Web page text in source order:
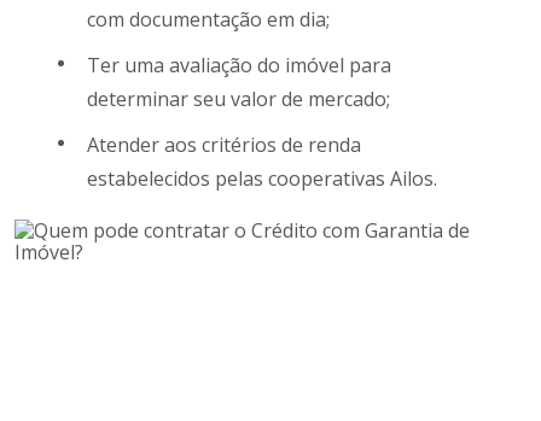
com documentação em dia;
Ter uma avaliação do imóvel para
determinar seu valor de mercado;
Atender aos critérios de renda
estabelecidos pelas cooperativas Ailos.